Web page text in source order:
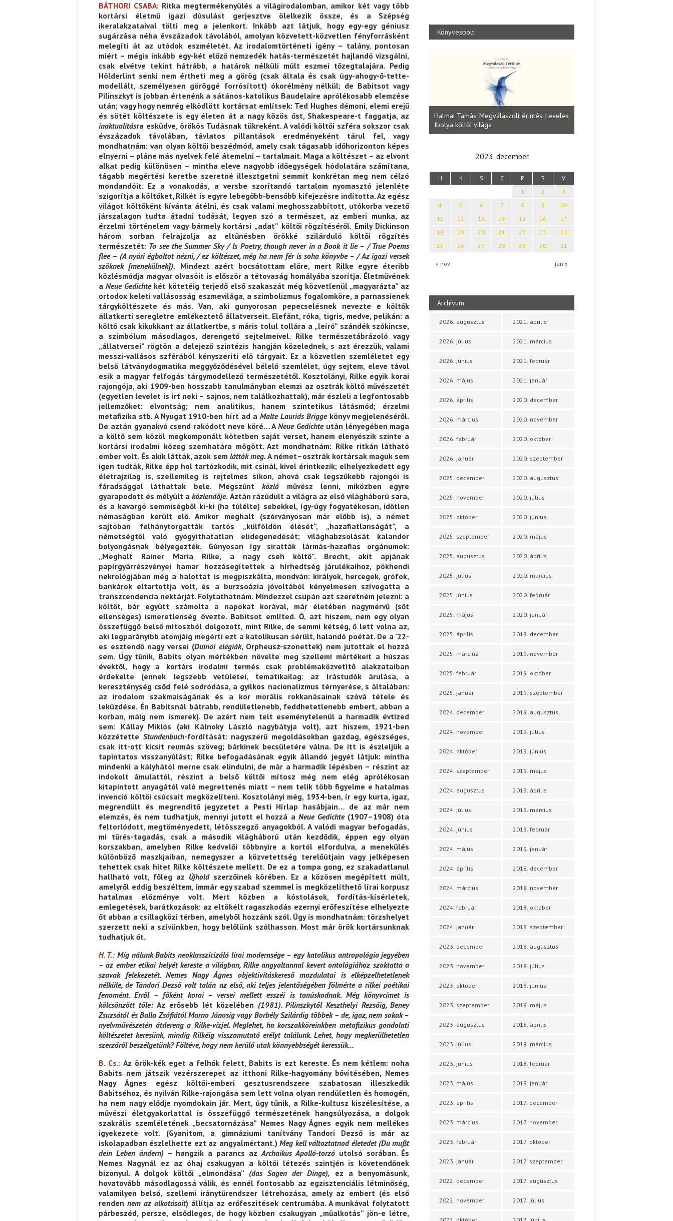
BÁTHORI CSABA: Ritka megtermékenyülés a világirodalomban, amikor két vagy több
kortársi életmű igazi dúsulást gerjesztve ölelkezik össze, és a Szépség
ikeralakzataival tölti meg a jelenkort. Inkább azt látjuk, hogy egy-egy géniusz
sugárzása néha évszázadok távolából, amolyan közvetett-közvetlen fényforrásként
melegíti át az utódok eszméletét. Az irodalomtörténeti igény – talány, pontosan
miért – mégis inkább egy-két előző nemzedék hatás-természetét hajlandó vizsgálni,
csak elvétve tekint hátrább, a határok nélküli múlt eszmei tőzegtalajára. Pedig
Hölderlint senki nem értheti meg a görög (csak általa és csak úgy-ahogy-ő-tette-
modellált, személyesen göröggé forrósított) ókorélmény nélkül; de Babitsot vagy
Pilinszkyt is jobban értenénk a sátános-katolikus Baudelaire aprólékosabb elemzése
után; vagy hogy nemrég elködlött kortársat említsek: Ted Hughes démoni, elemi erejű
és sötét költészete is egy életen át a nagy közös őst, Shakespeare-t faggatja, az
inaktualitásra esküdve, örökös Tudásnak tükreként. A valódi költői szféra sokszor csak
évszázadok távolában, távlatos pillantások eredményeként tárul fel, vagy
mondhatnám: van olyan költői beszédmód, amely csak tágasabb időhorizonton képes
elnyerni – pláne más nyelvek felé átemelni – tartalmait. Maga a költészet – az elvont
alkat pedig különösen – mintha eleve nagyobb időegységek hódolatára számítana,
tágabb megértési keretbe szeretné illesztgetni semmit konkrétan meg nem célzó
mondandóit. Ez a vonakodás, a versbe szorítandó tartalom nyomasztó jelenléte
szigorítja a költőket, Rilkét is egyre lebegőbb-bensőbb kifejezésre indította. Az egész
világot költőként kívánta átélni, és csak valami meghosszabbított, utókorba vezető
járszalagon tudta átadni tudását, legyen szó a természet, az emberi munka, az
érzelmi történelem vagy bármely kortársi „adat” költői rögzítéséről. Emily Dickinson
három sorban felrajzolja az eltűnésben örökké szilárduló költői rögzítés
természetét: To see the Summer Sky / Is Poetry, though never in a Book it lie – / True Poems
flee– (A nyári égboltot nézni, / ez költészet, még ha nem fér is soha könyvbe – / Az igazi versek
szöknek [menekülnek]). Mindezt azért bocsátottam előre, mert Rilke egyre éteribb
közlésmódja magyar olvasóit is először a tétovaság homályába szorítja. Életművének
aNeue Gedichtekét kötetéig terjedő első szakaszát még közvetlenül „magyarázta” az
ortodox keleti vallásosság eszmevilága, a szimbolizmus fogalomköre, a parnassienek
tárgyköltészete és más. Van, aki gunyorosan pepecselésnek nevezte e költők
állatkerti seregletre emlékeztető állatverseit. Elefánt, róka, tigris, medve, pelikán: a
költő csak kikukkant az állatkertbe, s máris tolul tollára a „leíró” szándék szókincse,
a szimbólum másodlagos, derengető sejtelmeivel. Rilke természetábrázoló vagy
„állatversei” rögtön a delejező szintézis hangján közelednek, s azt érezzük, valami
messzi-vallásos szférából kényszeríti elő tárgyait. Ez a közvetlen szemléletet egy
belső látványdogmatika meggyőződésével bélelő szemlélet, úgy sejtem, eleve távol
esik a magyar felfogás tárgymodellező természetétől. Kosztolányi, Rilke egyik korai
rajongója, aki 1909-ben hosszabb tanulmányban elemzi az osztrák költő művészetét
(egyetlen levelet is írt neki – sajnos, nem találkozhattak), már észleli a legfontosabb
jellemzőket: elvontság; nem analitikus, hanem szintetikus látásmód; érzelmi
metafizika stb. A Nyugat 1910-ben hírt ad a Malte Laurids Briggekönyv megjelenéséről.
De aztán gyanakvó csend rakódott neve köré… ANeue Gedichteután lényegében maga
a költő sem közöl megkomponált kötetben saját verset, hanem elenyészik szinte a
kortársi irodalmi közeg szemhatára mögött. Azt mondhatnám: Rilke ritkán látható
ember volt. És akik látták, azok sem látták meg. A német–osztrák kortársak maguk sem
igen tudták, Rilke épp hol tartózkodik, mit csinál, kivel érintkezik; elhelyezkedett egy
életrajzilag is, szellemileg is rejtelmes síkon, ahová csak legszűkebb rajongói is
fáradsággal láthattak bele. Megszűntközlőművész lenni, miközben egyre
gyarapodott és mélyült aközlendője. Aztán rázúdult a világra az első világháború sara,
és a kavargó semmiségből ki-ki (ha túlélte) sebekkel, így-úgy fogyatékosan, időtlen
némaságban került elő. Amikor meghalt (szórványosan már előbb is), a német
sajtóban felhánytorgatták tartós „külföldön élését”, „hazafiatlanságát”, a
németségtől való gyógyíthatatlan elidegenedését; világhabzsolását kalandor
bolyongásnak bélyegezték. Gúnyosan így siratták lármás-hazafias orgánumok:
„Meghalt Rainer Maria Rilke, a nagy cseh költő”. Brecht, akit apjának
papírgyárrészvényei hamar hozzásegítettek a hírhedtség járulékaihoz, pökhendi
nekrológjában még a halottat is megpiszkálta, mondván: királyok, hercegek, grófok,
bankárok eltartottja volt, és a burzsoázia jóvoltából kényelmesen szívogatta a
transzcendencia nektárját. Folytathatnám. Mindezzel csupán azt szeretném jelezni: a
költőt, bár együtt számolta a napokat korával, már életében nagymérvű (sőt
ellenséges) ismeretlenség övezte. Babitsot említed. Ő, azt hiszem, nem egy olyan
összefüggő belső mítoszból dolgozott, mint Rilke, de semmi kétség, ő lett volna az,
aki legparányibb atomjáig megérti ezt a katolikusan sérült, halandó poétát. De a ’22-
es esztendő nagy versei (Duinói elégiák, Orpheusz-szonettek) nem jutottak el hozzá
sem. Úgy tűnik, Babits olyan mértékben növelte meg szellemi mértékeit a húszas
évektől, hogy a kortárs irodalmi termés csak problémaközvetítő alakzataiban
érdekelte (ennek legszebb vetületei, tematikailag: az írástudók árulása, a
kereszténység csőd felé sodródása, a gyilkos nacionalizmus térnyerése, s általában:
az irodalom szakmaiságának és a kor morális rokkanásainak szóvá tétele és
leküzdése. Én Babitsnál bátrabb, rendületlenebb, feddhetetlenebb embert, abban a
korban, máig nem ismerek). De azért nem telt eseménytelenül a harmadik évtized
sem: Kállay Miklós (aki Kálnoky László nagybátyja volt), azt hiszem, 1921-ben
közzétette Stundenbuch-fordítását: nagyszerű megoldásokban gazdag, egészséges,
csak itt-ott kicsit reumás szöveg; bárkinek becsületére válna. De itt is észleljük a
tapintatos visszanyúlást; Rilke befogadásának egyik állandó jegyét látjuk: mintha
mindenki a kályhától merne csak elindulni, de már a harmadik lépésben – részint az
indokolt ámulattól, részint a belső költői mítosz még nem elég aprólékosan
kitapintott anyagától való megrettenés miatt – nem telik több figyelme e hatalmas
invenció költői csúcsait megközelíteni. Kosztolányi még, 1934-ben, ír egy kurta, igaz,
megrendült és megrendítő jegyzetet a Pesti Hírlap hasábjain… de az már nem
elemzés, és nem tudhatjuk, mennyi jutott el hozzá a Neue Gedichte(1907–1908) óta
feltorlódott, megtöményedett, létösszegző anyagokból. A valódi magyar befogadás,
mi tűrés-tagadás, csak a második világháború után kezdődik, éppen egy olyan
korszakban, amelyben Rilke kedvelői többnyire a kortól elfordulva, a menekülés
különböző maszkjaiban, nemegyszer a közvetettség terelőútjain vagy jelképesen
tehettek csak hitet Rilke költészete mellett. De ez a tompa gong, ez szakadatlanul
hallható volt, főleg az Újholdszerzőinek körében. Ez a közösen megépített múlt,
amelyről eddig beszéltem, immár egy szabad szemmel is megközelíthető lírai korpusz
hatalmas előzménye volt. Mert közben a kóstolások, fordítás-kísérletek,
emlegetések, barátkozások: az eltökélt ragaszkodás ezernyi erőfeszítése elhelyezte
őt abban a csillagközi térben, amelyből hozzánk szól. Úgy is mondhatnám: törzshelyet
szerzett neki a szívünkben, hogy belőlünk szólhasson. Most már örök kortársunknak
tudhatjuk őt.
H. T.: Míg nálunk Babits neoklasszicizáló lírai modernsége – egy katolikus antropológia jegyében
– az ember etikai helyét kereste a világban, Rilke angyaltannal kevert ontológiához szoktatta a
szavak felekezetét. Nemes Nagy Ágnes objektivitáskereső mozdulatai is elképzelhetetlenek
nélküle, de Tandori Dezső volt talán az első, aki teljes jelentőségében fölmérte a rilkei poétikai
fenomént. Erről – főként korai – versei mellett esszéi is tanúskodnak. Még könyvcímet is
kölcsönzött tőle:Az erősebb lét közelében (1981). Pilinszkytől Keszthelyi Rezsőig, Beney
Zsuzsától és Balla Zsófiától Marno Jánosig vagy Borbély Szilárdig többek – de, igaz, nem sokak –
nyelvművészetén átdereng a Rilke-vízjel. Meglehet, ha korszakköreinkben metafizikus gondolati
költészetet keresünk, mindig Rilkéig visszamutató erélyt találunk. Lehet, hogy megkerülhetetlen
szerzőről beszélgetünk? Föltéve, hogy nem kerülő utak könnyebbségét keressük…
B. Cs.: Az örök-kék eget a felhők felett, Babits is ezt kereste. És nem kétlem: noha
Babits nem játszik vezérszerepet az itthoni Rilke-hagyomány bővítésében, Nemes
Nagy Ágnes egész költői-emberi gesztusrendszere szabatosan illeszkedik
Babitséhoz, és nyilván Rilke-rajongása sem lett volna olyan rendületlen és homogén,
ha nem nagy elődje nyomdokain jár. Mert, úgy tűnik, a Rilke-kultusz kiszélesítése, a
művészi életgyakorlattal is összefüggő természetének hangsúlyozása, a dolgok
szakrális szemléletének „becsatornázása” Nemes Nagy Ágnes egyik nem mellékes
igyekezete volt. (Gyanítom, a gimnáziumi tanítvány Tandori Dezső is már az
iskolapadban észlelhette ezt az angyalmértant.)Meg kell változtatnod életedet (Du mußt
dein Leben ändern)– hangzik a parancs az Archaikus Apolló-torzóutolsó sorában. És
Nemes Nagynál ez az óhaj csakugyan a költői létezés szintjén is követendőnek
bizonyul. A dolgok költői „elmondása” (das Sagen der Dinge), ez a benyomásunk,
hovatovább másodlagossá válik, és ennél fontosabb az egzisztenciális létminőség,
valamilyen belső, szellemi iránytűrendszer létrehozása, amely az embert (és első
renden nem az alkotásait) állítja az erőfeszítések centrumába. A munkával folytatott
párbeszéd, persze, elsődleges, de hogy közben csakugyan „műalkotás” jön-e létre,
Könyvesbolt
Káplán Géza: Erotikai kalauz
Parvathy Baul: A NAGY LELKEK DALAI.
Bevezetés a bául ösvénybe (Fordította:
Rideg Zsófia)
Halmai Tamás: Megválaszolt érintés. Leveles
Ibolya költői világa
2023. december
H K S C P S V
« nov jan »
1 2
3
4
5 6 7 8 9
10
11
12 13 14 15 16
17
18
19 20 21 22 23
24
25
26 27 28 29 30 31
Archívum
2026. augusztus
2026. július
2026. június
2026. május
2026. április
2026. március
2026. február
2026. január
2025. december
2025. november
2025. október
2025. szeptember
2025. augusztus
2025. július
2025. június
2025. május
2025. április
2025. március
2025. február
2025. január
2024. december
2024. november
2024. október
2024. szeptember
2024. augusztus
2024. július
2024. június
2024. május
2024. április
2024. március
2024. február
2024. január
2023. december
2023. november
2023. október
2023. szeptember
2023. augusztus
2023. július
2023. június
2023. május
2023. április
2023. március
2023. február
2023. január
2022. december
2022. november
2021. április
2021. március
2021. február
2021. január
2020. december
2020. november
2020. október
2020. szeptember
2020. augusztus
2020. július
2020. június
2020. május
2020. április
2020. március
2020. február
2020. január
2019. december
2019. november
2019. október
2019. szeptember
2019. augusztus
2019. július
2019. június
2019. május
2019. április
2019. március
2019. február
2019. január
2018. december
2018. november
2018. október
2018. szeptember
2018. augusztus
2018. július
2018. június
2018. május
2018. április
2018. március
2018. február
2018. január
2017. december
2017. november
2017. október
2017. szeptember
2017. augusztus
2017. július